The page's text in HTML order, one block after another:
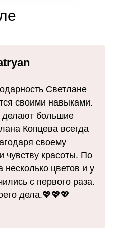
Светлане
своими навыками.
делают большие
Копцева всегда
своему
чувству красоты. По
цветов и у
с первого раза.
дела.💖💖💖